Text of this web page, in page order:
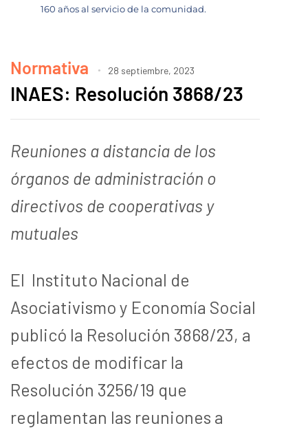
160 años al servicio de la comunidad.
Normativa 28 septiembre, 2023
INAES: Resolución 3868/23
Reuniones a distancia de los
órganos de administración o
directivos de cooperativas y
mutuales
El Instituto Nacional de
Asociativismo y Economía Social
publicó la Resolución 3868/23, a
efectos de modificar la
Resolución 3256/19 que
reglamentan las reuniones a